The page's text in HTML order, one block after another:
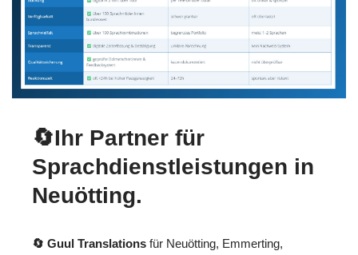
🔄Ihr Partner für
Sprachdienstleistungen in
Neuötting.
🔄 Guul Translations für Neuötting, Emmerting,